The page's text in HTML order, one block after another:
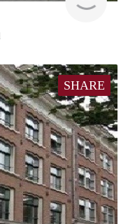
SHARE